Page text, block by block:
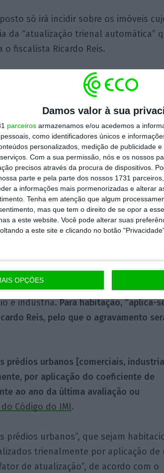
Damos valor à sua
parceiros armazenamos e/ou acedemos a
como identificadores únicos e
personalizados, medição de publicidade
Com a sua permissão, nós e os nossos
precisos através da procura de dispositivos.
parte e pela parte dos nossos 1731
a informações mais pormenorizadas e alterar
Tenha em atenção que algum
mas que tem o direito de se opor a
a este website. Você pode alterar suas
a este site e clicando no botão
OPÇÕES
só irá incidir sobre os imóveis
da “atualização trienal automática”
fiscalista Ricardo Reis.
a atualização do VPT, a Autoridade
três anos.
Assim, as casas para
industriais ou para serviçoscuja
um aumento do imposto”, indica o
do imóvel, que, nesse momento, é
trienalpara a atualização do
todo o país, segundos os Censos
Desses, apenas os que tiveram a
do IMI.
agora publicados, e que, na
queos prédios cujo VPT não foram
13%.Mas esta percentagem incide
e indústria.Para habitação, “aplica-
Reis, pelo que o agravamento
prédios urbanos [comerciais,
por aplicação do coeficiente de
ao ano da última avaliação ou
Código do IMI.
urbanos”, que sejam
trienalmente por aplicação de
de atualização”, de acordo com o